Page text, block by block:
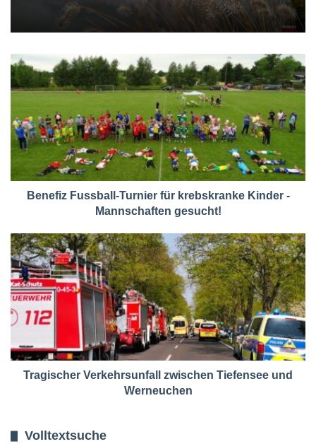
Benefiz Fussball-Turnier für krebskranke Kinder -
Mannschaften gesucht!
Tragischer Verkehrsunfall zwischen Tiefensee und
Werneuchen
Volltextsuche